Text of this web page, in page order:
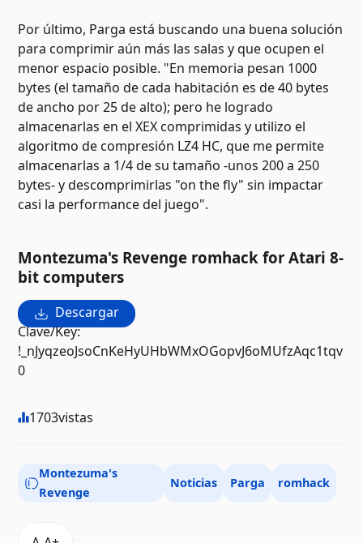
Por último, Parga está buscando una buena solución
para comprimir aún más las salas y que ocupen el
menor espacio posible. "En memoria pesan 1000
bytes (el tamaño de cada habitación es de 40 bytes
de ancho por 25 de alto); pero he logrado
almacenarlas en el XEX comprimidas y utilizo el
algoritmo de compresión LZ4 HC, que me permite
almacenarlas a 1/4 de su tamaño -unos 200 a 250
bytes- y descomprimirlas "on the fly" sin impactar
casi la performance del juego".
Montezuma's Revenge romhack for Atari 8-
bit computers
Descargar
Clave/Key:
!_nJyqzeoJsoCnKeHyUHbWMxOGopvJ6oMUfzAqc1tqv
0
1703vistas
Montezuma's
Revenge
Noticias Parga romhack